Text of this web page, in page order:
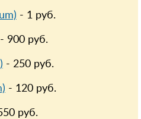
- 1руб.
- 900руб.
- 250руб.
- 120руб.
руб.